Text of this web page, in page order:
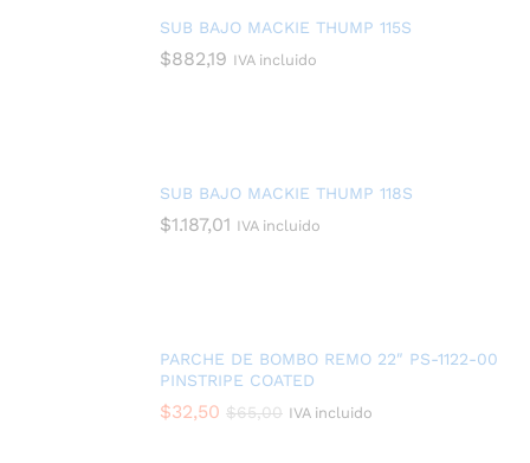
SUB BAJO MACKIE THUMP 115S
$882,19 IVA incluido
SUB BAJO MACKIE THUMP 118S
$1.187,01 IVA incluido
PARCHE DE BOMBO REMO 22″ PS-1122-00
PINSTRIPE COATED
$32,50 $65,00 IVA incluido